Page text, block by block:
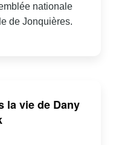
nationale
de Jonquières.
la vie de Dany